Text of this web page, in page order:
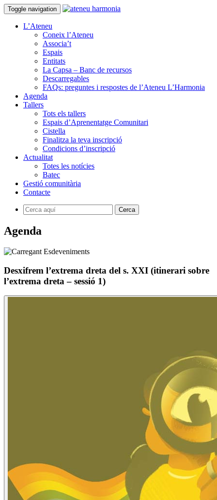
Toggle navigation
L’Ateneu
Coneix l’Ateneu
Associa’t
Espais
Entitats
La Capsa – Banc de recursos
Descarregables
FAQs: preguntes i respostes de l’Ateneu L’Harmonia
Agenda
Tallers
Tots els tallers
Espais d’Aprenentatge Comunitari
Cistella
Finalitza la teva inscripció
Condicions d’inscripció
Actualitat
Totes les notícies
Batec
Gestió comunitària
Contacte
Agenda
Desxifrem l’extrema dreta del s. XXI (itinerari sobre
l’extrema dreta – sessió 1)